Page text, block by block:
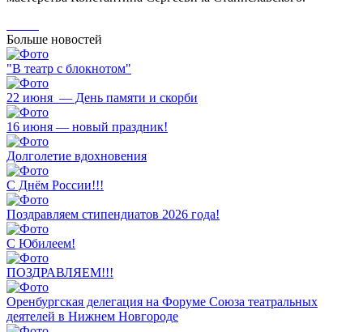
Больше новостей
"В театр с блокнотом"
22 июня — День памяти и скорби
16 июня — новый праздник!
Долголетие вдохновения
С Днём России!!!
Поздравляем стипендиатов 2026 года!
С Юбилеем!
ПОЗДРАВЛЯЕМ!!!
Оренбургская делегация на Форуме Союза театральных
деятелей в Нижнем Новгороде